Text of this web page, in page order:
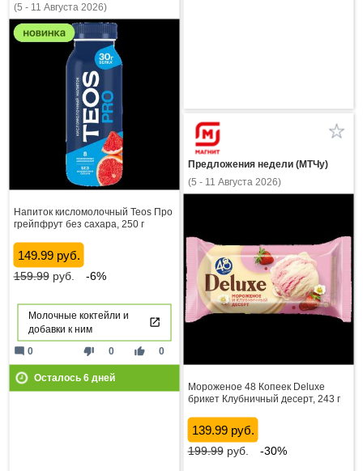
(5 - 11 Августа 2026)
Напиток кисломолочный Teos Про
грейпфрут без сахара, 250 г
149.99 руб.
159.99руб. -6%
Молочные коктейли и
добавки к ним
thumb_down 0 thumb_up 0
mode_comment 0
Осталось 6дней
Предложения недели (МТЧу)
(5 - 11 Августа 2026)
Мороженое 48 Копеек Deluxe
брикет Клубничный десерт, 243 г
139.99 руб.
199.99руб. -30%